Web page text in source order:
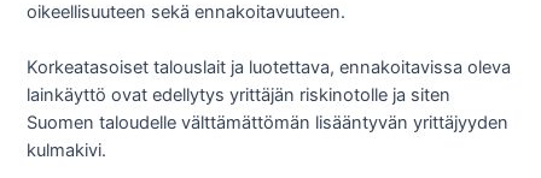
oikeellisuuteen sekä ennakoitavuuteen.
Korkeatasoiset talouslait ja luotettava, ennakoitavissa oleva
lainkäyttö ovat edellytys yrittäjän riskinotolle ja siten
Suomen taloudelle välttämättömän lisääntyvän yrittäjyyden
kulmakivi.